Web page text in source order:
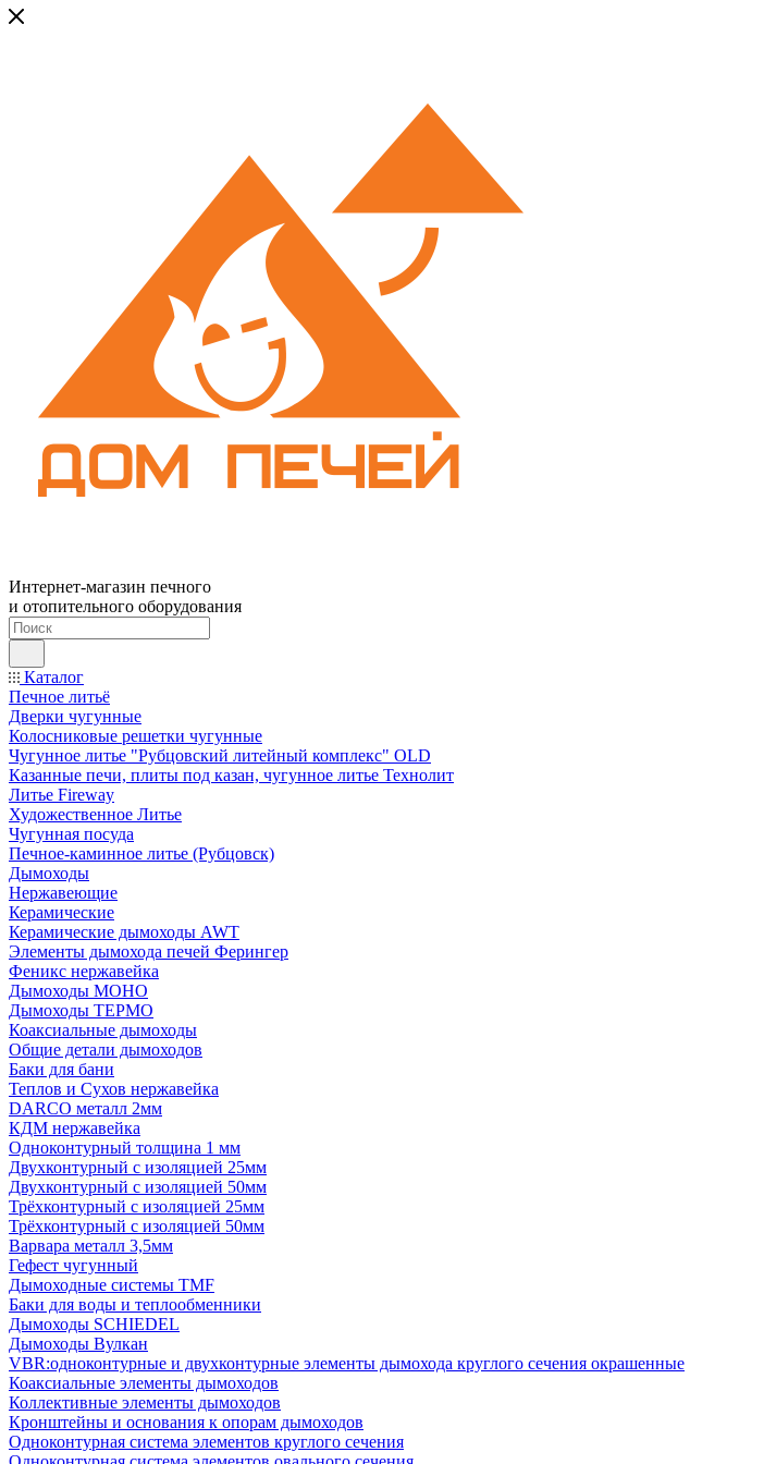
Интернет-магазин печного
и отопительного оборудования
Каталог
Печное литьё
Дверки чугунные
Колосниковые решетки чугунные
Чугунное литье "Рубцовский литейный комплекс" OLD
Казанные печи, плиты под казан, чугунное литье Технолит
Литье Fireway
Художественное Литье
Чугунная посуда
Печное-каминное литье (Рубцовск)
Дымоходы
Нержавеющие
Керамические
Керамические дымоходы AWT
Элементы дымохода печей Ферингер
Феникс нержавейка
Дымоходы МОНО
Дымоходы ТЕРМО
Коаксиальные дымоходы
Общие детали дымоходов
Баки для бани
Теплов и Сухов нержавейка
DARCO металл 2мм
КДМ нержавейка
Одноконтурный толщина 1 мм
Двухконтурный с изоляцией 25мм
Двухконтурный с изоляцией 50мм
Трёхконтурный с изоляцией 25мм
Трёхконтурный с изоляцией 50мм
Варвара металл 3,5мм
Гефест чугунный
Дымоходные системы TMF
Баки для воды и теплообменники
Дымоходы SCHIEDEL
Дымоходы Вулкан
VBR:одноконтурные и двухконтурные элементы дымохода круглого сечения окрашенные
Коаксиальные элементы дымоходов
Коллективные элементы дымоходов
Кронштейны и основания к опорам дымоходов
Одноконтурная система элементов круглого сечения